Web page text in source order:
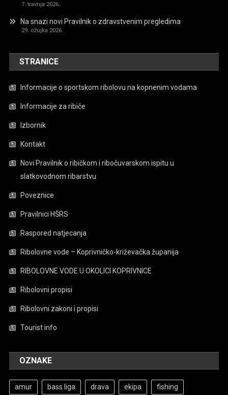
7. travnja 2026.
Na snazi novi Pravilnik o zdravstvenim pregledima
29. ožujka 2026.
STRANICE
Informacije o sportskom ribolovu na kopnenim vodama
Informacije za ribiče
Izbornik
Kontakt
Novi Pravilnik o ribičkom i ribočuvarskom ispitu u
slatkovodnom ribarstvu
Poveznice
Pravilnici HŠRS
Raspored natjecanja
Ribolovne vode – Koprivničko-križevačka županija
RIBOLOVNE VODE U OKOLICI KOPRIVNICE
Ribolovni propisi
Ribolovni zakoni i propisi
Tourist info
OZNAKE
amur bass liga drava ekipa fishing